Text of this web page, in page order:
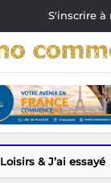
S'inscrire
Loisirs & J’ai essayé